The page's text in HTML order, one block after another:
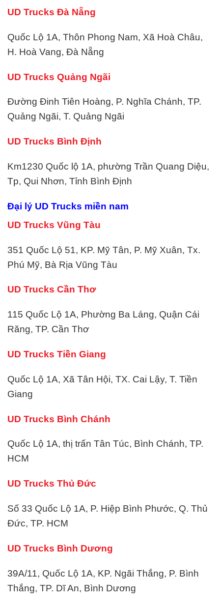
UD Trucks Đà Nẵng
Quốc Lộ 1A, Thôn Phong Nam, Xã Hoà Châu,
H. Hoà Vang, Đà Nẵng
UD Trucks Quảng Ngãi
Đường Đinh Tiên Hoàng, P. Nghĩa Chánh, TP.
Quảng Ngãi, T. Quảng Ngãi
UD Trucks Bình Định
Km1230 Quốc lộ 1A, phường Trần Quang Diệu,
Tp, Qui Nhơn, Tỉnh Bình Định
Đại lý UD Trucks miền nam
UD Trucks Vũng Tàu
351 Quốc Lộ 51, KP. Mỹ Tân, P. Mỹ Xuân, Tx.
Phú Mỹ, Bà Rịa Vũng Tàu
UD Trucks Cần Thơ
115 Quốc Lộ 1A, Phường Ba Láng, Quận Cái
Răng, TP. Cần Thơ
UD Trucks Tiền Giang
Quốc Lộ 1A, Xã Tân Hội, TX. Cai Lậy, T. Tiền
Giang
UD Trucks Bình Chánh
Quốc Lộ 1A, thị trấn Tân Túc, Bình Chánh, TP.
HCM
UD Trucks Thủ Đức
Số 33 Quốc Lộ 1A, P. Hiệp Bình Phước, Q. Thủ
Đức, TP. HCM
UD Trucks Bình Dương
39A/11, Quốc Lộ 1A, KP. Ngãi Thắng, P. Bình
Thắng, TP. Dĩ An, Bình Dương